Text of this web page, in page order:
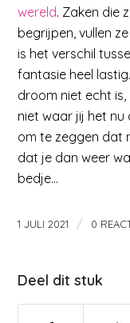
wereld. Zaken die
begrijpen, vullen
is het verschil
fantasie heel
droom niet echt
niet waar jij het nu
om te zeggen dat
dat je dan weer
bedje…
1 JULI 2021 / 0
Deel dit stuk